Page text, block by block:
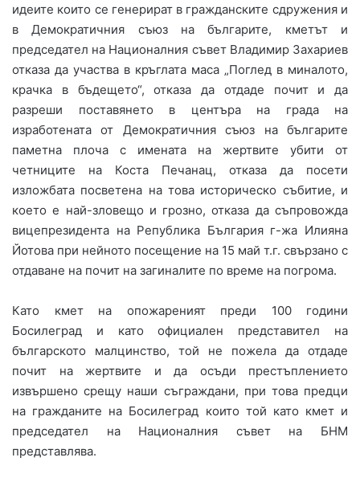
идеите които се генерират в гражданските сдружения и
в Демократичния съюз на българите, кметът и
председател на Националния съвет Владимир Захариев
отказа да участва в кръглата маса „Поглед в миналото,
крачка в бъдещето“, отказа да отдаде почит и да
разреши поставянето в центъра на града на
изработената от Демократичния съюз на българите
паметна плоча с имената на жертвите убити от
четниците на Коста Печанац, отказа да посети
изложбата посветена на това историческо събитие, и
което е най-зловещо и грозно, отказа да съпровожда
вицепрезидента на Република България г-жа Илияна
Йотова при нейното посещение на 15 май т.г. свързано с
отдаване на почит на загиналите по време на погрома.
Като кмет на опожареният преди 100 години
Босилеград и като официален представител на
българското малцинство, той не пожела да отдаде
почит на жертвите и да осъди престъплението
извършено срещу наши съграждани, при това предци
на гражданите на Босилеград които той като кмет и
председател на Националния съвет на БНМ
представлява.